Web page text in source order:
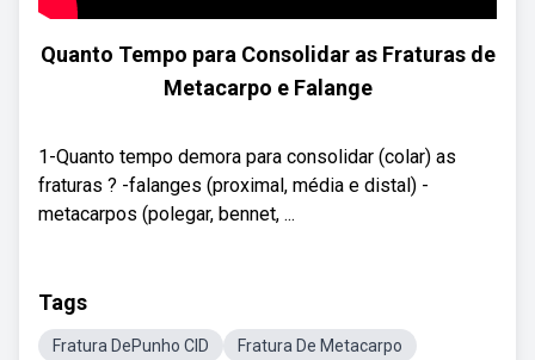
Quanto Tempo para Consolidar as Fraturas de
Metacarpo e Falange
1-Quanto tempo demora para consolidar (colar) as
fraturas ? -falanges (proximal, média e distal) -
metacarpos (polegar, bennet, ...
Tags
Fratura DePunho CID
Fratura De Metacarpo